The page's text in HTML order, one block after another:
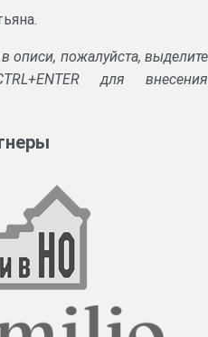
пожалуйста, выделите
для внесения